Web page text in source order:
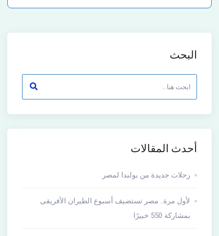
البحث
أحدث المقالات
رحلات جديدة من بولندا لمصر
لأول مرة.. مصر تستضيف أسبوع الطيران الأفريقى
بمشاركة 550 خبيرًا